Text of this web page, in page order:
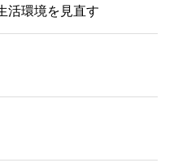
活環境を見直す